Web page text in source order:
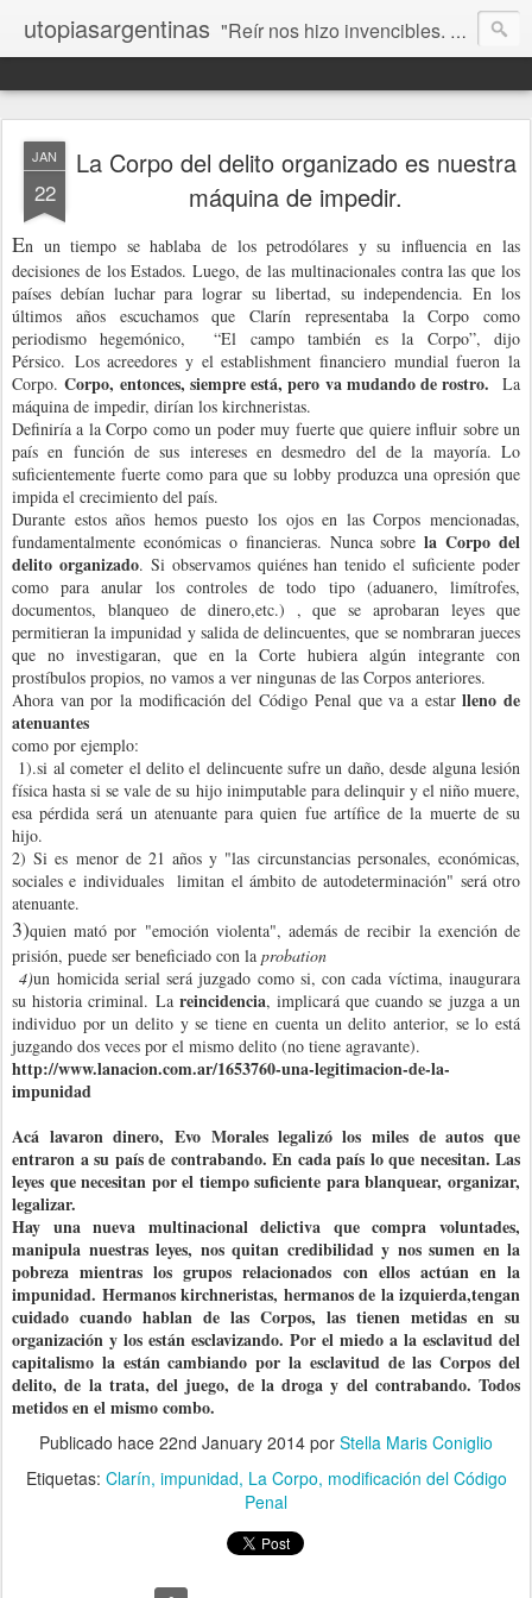
utopiasargentinas "Reír nos hizo invencibles. No como los que siempre ganan, sino como aquellos que no se rinden”. Frida Kahlo
JAN
22
La Corpo del delito organizado es nuestra
máquina de impedir.
En un tiempo se hablaba de los petrodólares y su influencia en las
decisiones de los Estados. Luego, de las multinacionales contra las que los
países debían luchar para lograr su libertad, su independencia. En los
últimos años escuchamos que Clarín representaba la Corpo como
periodismo hegemónico, “El campo también es la Corpo”, dijo
Pérsico. Los acreedores y el establishment financiero mundial fueron la
Corpo. Corpo, entonces, siempre está, pero va mudando de rostro.
La
máquina de impedir, dirían los kirchneristas.
Definiría a la Corpo como un poder muy fuerte que quiere influir sobre un
país en función de sus intereses en desmedro del de la mayoría. Lo
suficientemente fuerte como para que su lobby produzca una opresión que
impida el crecimiento del país.
Durante estos años hemos puesto los ojos en las Corpos mencionadas,
fundamentalmente económicas o financieras. Nunca sobre la Corpo del
delito organizado. Si observamos quiénes han tenido el suficiente poder
como para anular los controles de todo tipo (aduanero, limítrofes,
documentos, blanqueo de dinero,etc.) , que se aprobaran leyes que
permitieran la impunidad y salida de delincuentes, que se nombraran jueces
que no investigaran, que en la Corte hubiera algún integrante con
prostíbulos propios, no vamos a ver ningunas de las Corpos anteriores.
Ahora van por la modificación del Código Penal que va a estarlleno de
atenuantes
como por ejemplo:
1).si al cometer el delito el delincuente sufre un daño, desde alguna lesión
física hasta si se vale de su hijo inimputable para delinquir y el niño muere,
esa pérdida será un atenuante para quien fue artífice de la muerte de su
hijo.
2) Si es menor de 21 años y "las circunstancias personales, económicas,
sociales e individuales limitan el ámbito de autodeterminación" será otro
atenuante.
3)quien mató por "emoción violenta", además de recibir la exención de
prisión, puede ser beneficiado con la probation
4)un homicida serial será juzgado como si, con cada víctima, inaugurara
su historia criminal. La reincidencia, implicará que cuando se juzga a un
individuo por un delito y se tiene en cuenta un delito anterior, se lo está
juzgando dos veces por el mismo delito (no tiene agravante).
http://www.lanacion.com.ar/1653760-una-legitimacion-de-la-
impunidad
Acá lavaron dinero, Evo Morales legalizó los miles de autos que
entraron a su país de contrabando. En cada país lo que necesitan. Las
leyes que necesitan por el tiempo suficiente para blanquear, organizar,
legalizar.
Hay una nueva multinacional delictiva que compra voluntades,
manipula nuestras leyes, nos quitan credibilidad y nos sumen en la
pobreza mientras los grupos relacionados con ellos actúan en la
impunidad. Hermanos kirchneristas, hermanos de la izquierda,tengan
cuidado cuando hablan de las Corpos, las tienen metidas en su
organización y los están esclavizando. Por el miedo a la esclavitud del
capitalismo la están cambiando por la esclavitud de las Corpos del
delito, de la trata, del juego, de la droga y del contrabando. Todos
metidos en el mismo combo.
Publicado hace 22nd January 2014 por Stella Maris Coniglio
Etiquetas: Clarín impunidad La Corpo modificación del Código
Penal